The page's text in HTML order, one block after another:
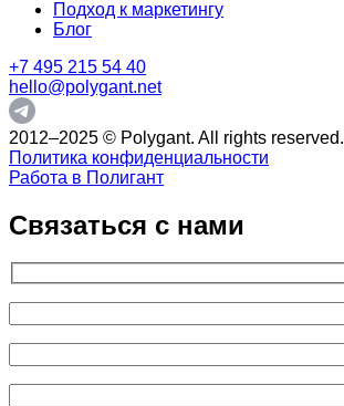
Подход к маркетингу
Блог
+7 495 215 54 40
hello@polygant.net
2012–2025 © Polygant. All rights reserved.
Политика конфиденциальности
Работа в Полигант
Связаться с нами